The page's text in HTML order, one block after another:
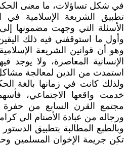
في شكل تساؤلات، ما معنى
تطبيق الشريعة الإسلامية في
الأسئلة التي وجهت مضمونها
وأول ما استوقفني فيه ذلك
وهو أن قوانين الشريعة
الإنسانية المعاصرة، ولا يوجد
استمدت من الدين لمعالجة
ولذلك كانت في زمانها بالغة
خدمت واقعها الاجتماعي،
مجتمع القرن السابع من حفرة
ورجاله من عبادة الأصنام الي
وبالطبع المطالبة بتطبيق
تكن جريمة الإخوان المسلمين